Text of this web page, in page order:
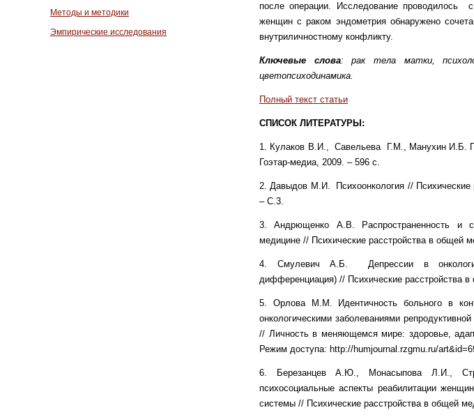
Методы и методики
Эмпирические исследования
после операции. Исследование проводилось
женщин с раком эндометрия обнаружено
внутриличностному конфликту.
Ключевые слова: рак тела матки,
цветопсиходинамика.
Полный текст статьи
СПИСОК ЛИТЕРАТУРЫ:
1. Кулаков В.И., Савельева Г.М., Манухин И.Б.
Гоэтар-медиа, 2009. – 596 с.
2. Давыдов М.И. Психоонкология //
– С.3.
3. Андрющенко А.В. Распространенность и
медицине // Психические расстройства в общей
4. Смулевич А.Б. Депрессии в
дифференциация) // Психические расстройства
5. Орлова М.М. Идентичность больного в
онкологическими заболеваниями
// Личность в меняющемся мире: здоровье,
Режим доступа: http://humjournal.rzgmu.ru/
6. Березанцев А.Ю., Монасыпова Л.И.,
психосоциальные аспекты реабилитации
системы // Психические расстройства в общей